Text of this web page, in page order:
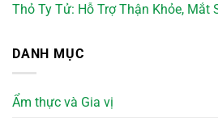
Thỏ Ty Tử: Hỗ Trợ Thận Khỏe, Mắt
DANH MỤC
Ẩm thực và Gia vị